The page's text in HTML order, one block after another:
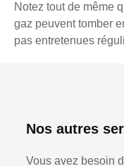
Notez tout de même
gaz peuvent tomber
pas entretenues
Nos autres
Vous avez besoin